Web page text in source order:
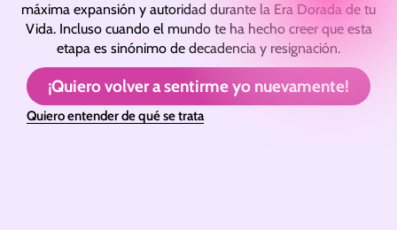
máxima expansión y autoridad durante la Era Dorada de tu
Vida. Incluso cuando el mundo te ha hecho creer que esta
etapa es sinónimo de decadencia y resignación.
¡Quiero volver a sentirme yo nuevamente!
Quiero entender de qué se trata